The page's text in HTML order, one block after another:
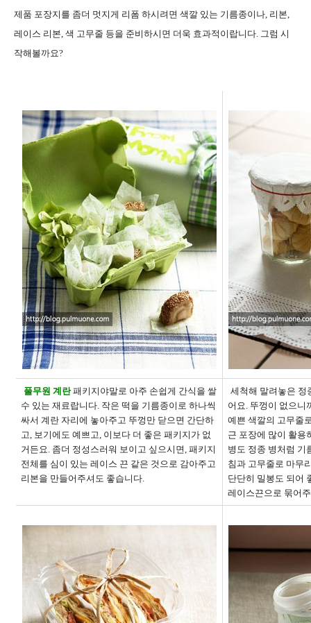
제품 포장지를 좀더 멋지게 리폼 하시려면 색깔 있는 기름종이나, 리본,
레이스 리본, 색 고무줄 등을 준비하시면 더욱 효과적이랍니다. 그럼 시
작해볼까요?
풀무원 계란패키지야말로 아주 손쉽게 간식을 쌀
수 있는 재료랍니다. 작은 떡을 기름종이로 하나씩
싸서 계란 자리에 놓아주고 뚜껑만 닫으면 간단하
고, 보기에도 예쁘고, 이보다 더 좋은 패키지가 없
거든요. 좀더 정성스러워 보이고 싶으시면, 패키지
전체를 심이 있는 레이스 끈 같은 것으로 감아주고
리본을 만들어주셔도 좋습니다.
세척해 말려놓은 정
어요. 뚜껑이 없으니
예쁜 색깔의 고무줄
근 포장에 많이 활용
병도 정종 병처럼 기
침과 고무줄로 마무
단단히 밀봉도 되어
레이스끈으로 묶어